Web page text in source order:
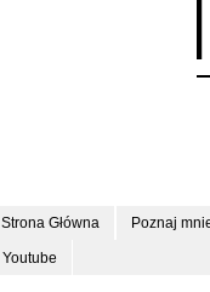
Strona Główna Poznaj
Youtube